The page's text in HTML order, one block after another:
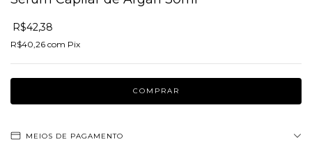
R$42,38
R$40,26 com Pix
MEIOS DE PAGAMENTO